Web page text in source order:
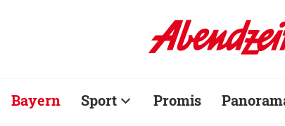
Bayern Sport Promis